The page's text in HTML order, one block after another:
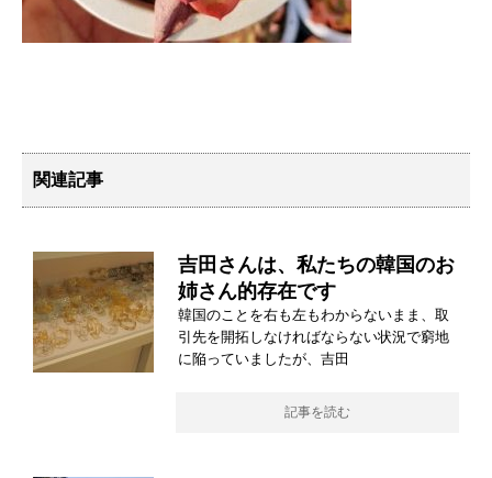
関連記事
吉田さんは、私たちの韓国のお
姉さん的存在です
韓国のことを右も左もわからないまま、取
引先を開拓しなければならない状況で窮地
に陥っていましたが、吉田
記事を読む